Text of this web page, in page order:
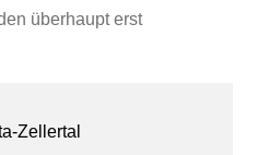
überhaupt erst
Zellertal